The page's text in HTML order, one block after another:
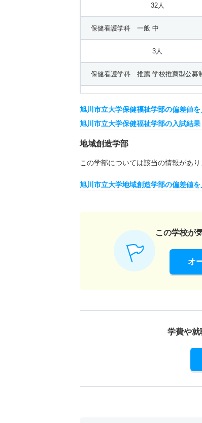
32人
保健看護学科 一般 中
3人
保健看護学科 推薦 学校推薦型公募
旭川市立大学保健福祉学部の偏差値を
旭川市立大学保健福祉学部の入試結
地域創造学部
この学部については該当の情報があり
旭川市立大学地域創造学部の偏差値を
この学校が
オ
学費や就